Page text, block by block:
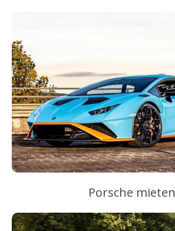
Porsche mieten